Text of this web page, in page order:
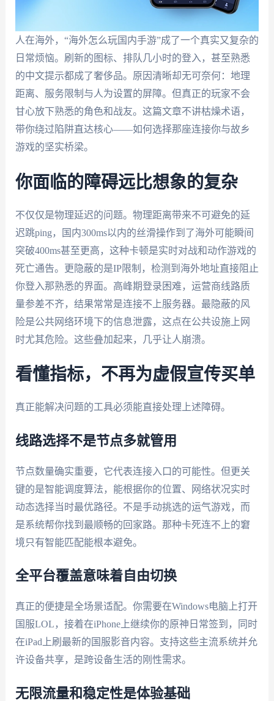
人在海外，“海外怎么玩国内手游”成了一个真实又复杂的
日常烦恼。刷新的图标、排队几小时的登入，甚至熟悉
的中文提示都成了奢侈品。原因清晰却无可奈何：地理
距离、服务限制与人为设置的屏障。但真正的玩家不会
甘心放下熟悉的角色和战友。这篇文章不讲枯燥术语，
带你绕过陷阱直达核心——如何选择那座连接你与故乡
游戏的坚实桥梁。
你面临的障碍远比想象的复杂
不仅仅是物理延迟的问题。物理距离带来不可避免的延
迟跳ping，国内300ms以内的丝滑操作到了海外可能瞬间
突破400ms甚至更高，这种卡顿是实时对战和动作游戏的
死亡通告。更隐蔽的是IP限制，检测到海外地址直接阻止
你登入那熟悉的界面。高峰期登录困难，运营商线路质
量参差不齐，结果常常是连接不上服务器。最隐蔽的风
险是公共网络环境下的信息泄露，这点在公共设施上网
时尤其危险。这些叠加起来，几乎让人崩溃。
看懂指标，不再为虚假宣传买单
真正能解决问题的工具必须能直接处理上述障碍。
线路选择不是节点多就管用
节点数量确实重要，它代表连接入口的可能性。但更关
键的是智能调度算法，能根据你的位置、网络状况实时
动态选择当时最优路径。不是手动挑选的运气游戏，而
是系统帮你找到最顺畅的回家路。那种卡死连不上的窘
境只有智能匹配能根本避免。
全平台覆盖意味着自由切换
真正的便捷是全场景适配。你需要在Windows电脑上打开
国服LOL，接着在iPhone上继续你的原神日常签到，同时
在iPad上刷最新的国服影音内容。支持这些主流系统并允
许设备共享，是跨设备生活的刚性需求。
无限流量和稳定性是体验基础